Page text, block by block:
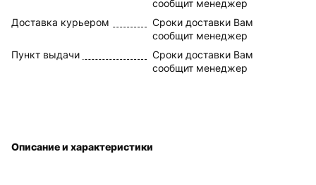
сообщит менеджер
Доставка курьером
Сроки доставки Вам
сообщит менеджер
Пункт выдачи
Сроки доставки Вам
сообщит менеджер
Описание и характеристики